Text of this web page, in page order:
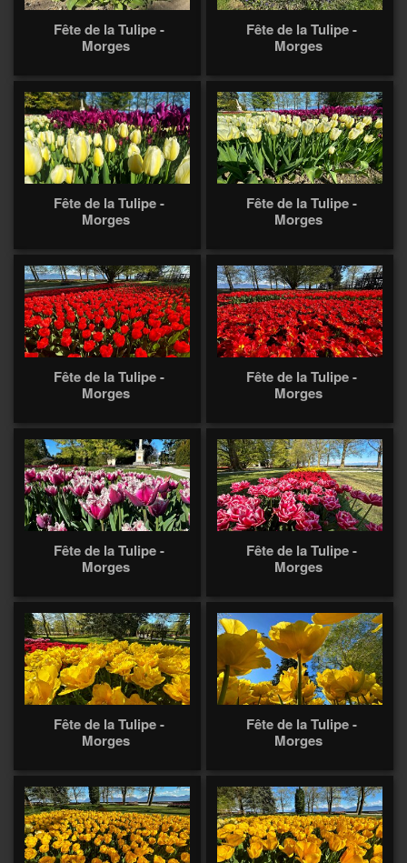
Fête de la Tulipe -
Morges
Fête de la Tulipe -
Morges
Fête de la Tulipe -
Morges
Fête de la Tulipe -
Morges
Fête de la Tulipe -
Morges
Fête de la Tulipe -
Morges
Fête de la Tulipe -
Morges
Fête de la Tulipe -
Morges
Fête de la Tulipe -
Morges
Fête de la Tulipe -
Morges